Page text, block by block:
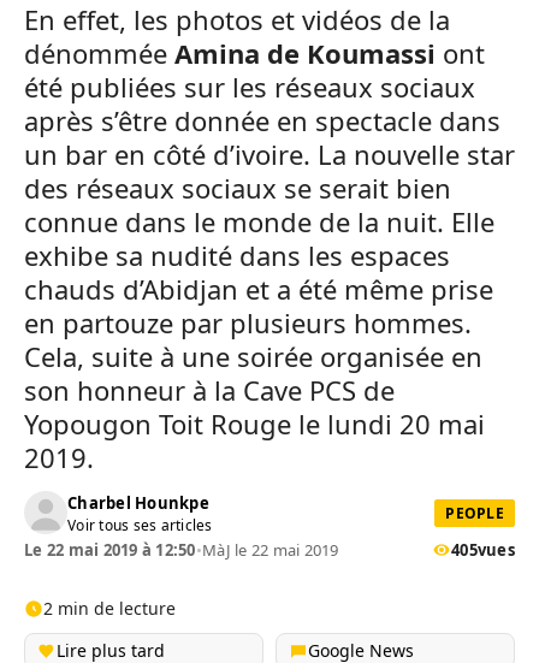
En effet, les photos et vidéos de la
dénommée Amina de Koumassi ont
été publiées sur les réseaux sociaux
après s’être donnée en spectacle dans
un bar en côté d’ivoire. La nouvelle star
des réseaux sociaux se serait bien
connue dans le monde de la nuit. Elle
exhibe sa nudité dans les espaces
chauds d’Abidjan et a été même prise
en partouze par plusieurs hommes.
Cela, suite à une soirée organisée en
son honneur à la Cave PCS de
Yopougon Toit Rouge le lundi 20 mai
2019.
Charbel Hounkpe
Voir tous ses articles
PEOPLE
Le 22 mai 2019 à 12:50•MàJ le 22 mai 2019 405vues
2 min de lecture
Lire plus tard
Google News